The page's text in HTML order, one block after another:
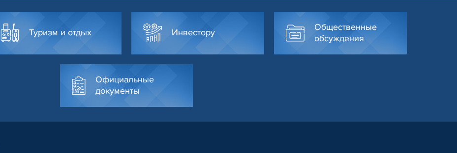
Туризм и отдых Инвестору
Общественные
обсуждения
Официальные
документы